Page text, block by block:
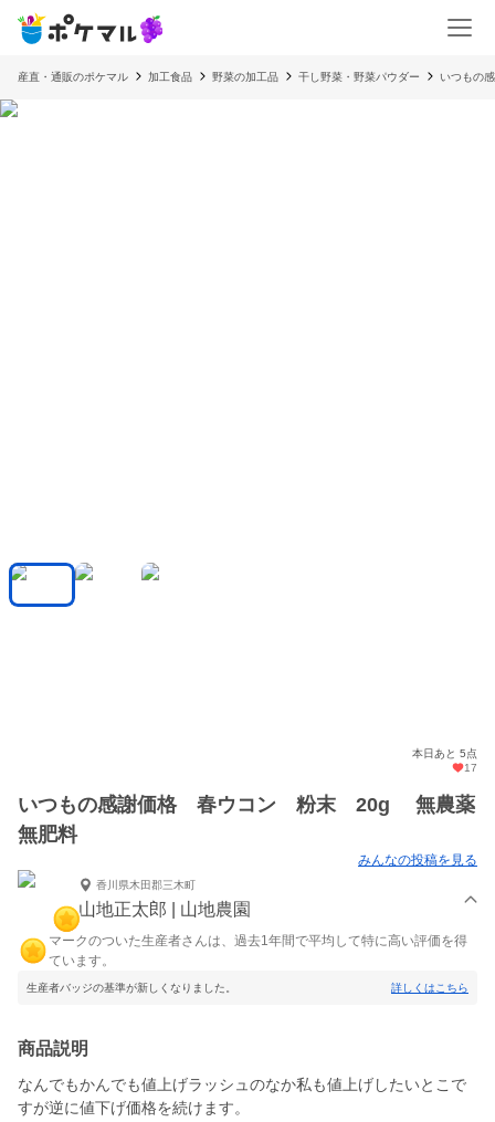
産直・通販のポケマル 加工食品 野菜の加工品 干し野菜・野菜パウダー いつも
本日あと 5点
17
いつもの感謝価格 春ウコン 粉末 20g 無農薬
無肥料
みんなの投稿を見る
香川県木田郡三木町
山地正太郎 | 山地農園
マークのついた生産者さんは、過去1年間で平均して特に高い評価を得
ています。
生産者バッジの基準が新しくなりました。 詳しくはこちら
商品説明
なんでもかんでも値上げラッシュのなか私も値上げしたいとこで
すが逆に値下げ価格を続けます。